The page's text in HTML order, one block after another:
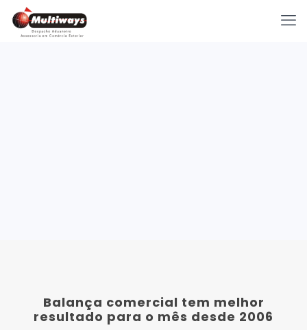
Balança comercial tem melhor
resultado para o mês desde 2006